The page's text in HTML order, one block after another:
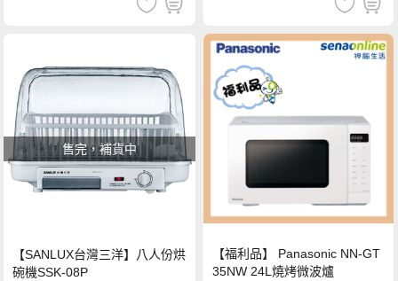
售完，補貨中
【SANLUX台灣三洋】八人份烘
碗機SSK-08P
【福利品】 Panasonic NN-GT
35NW 24L燒烤微波爐